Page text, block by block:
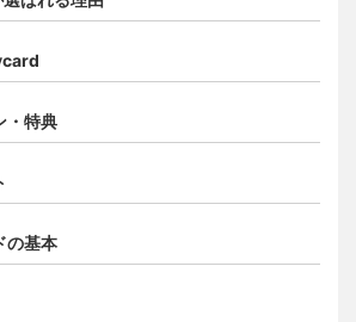
・プラチナ・アメリカン・エキスプレ
し込みの流れ
・機能
）カード
サービス（プラスEX会員）
・特典
の基本